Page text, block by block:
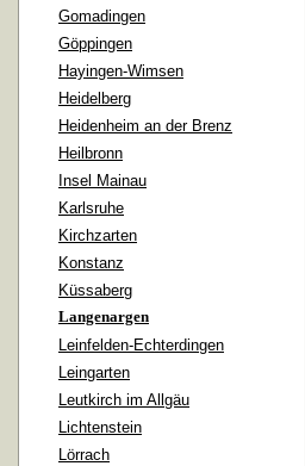
Gomadingen
Göppingen
Hayingen-Wimsen
Heidelberg
Heidenheim an der Brenz
Heilbronn
Insel Mainau
Karlsruhe
Kirchzarten
Konstanz
Küssaberg
Langenargen
Leinfelden-Echterdingen
Leingarten
Leutkirch im Allgäu
Lichtenstein
Lörrach